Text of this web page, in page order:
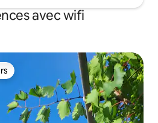
avec wifi